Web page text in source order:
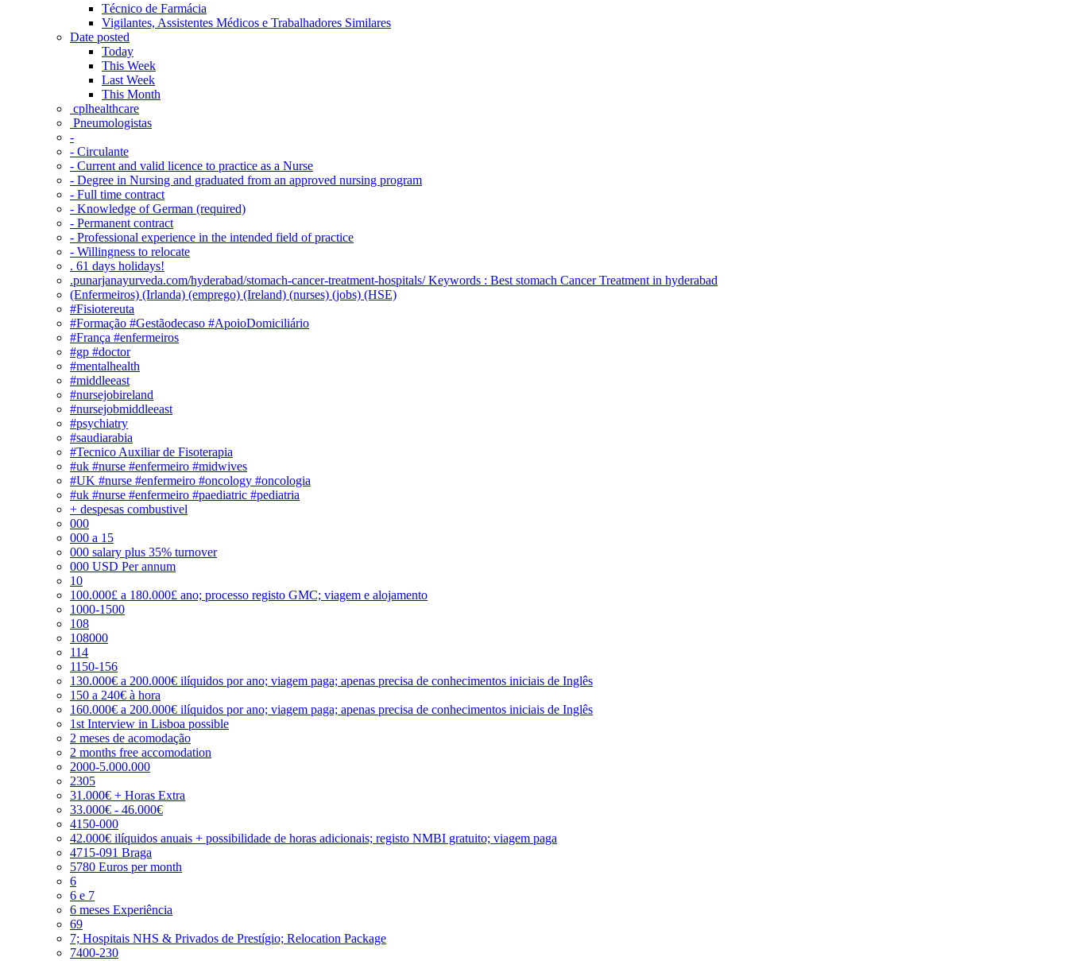
Técnico de Farmácia
Vigilantes, Assistentes Médicos e Trabalhadores Similares
Date posted
Today
This Week
Last Week
This Month
‎ cplhealthcare‬
Pneumologistas
-
- Circulante
- Current and valid licence to practice as a Nurse
- Degree in Nursing and graduated from an approved nursing program
- Full time contract
- Knowledge of German (required)
- Permanent contract
- Professional experience in the intended field of practice
- Willingness to relocate
. 61 days holidays!
.punarjanayurveda.com/hyderabad/stomach-cancer-treatment-hospitals/ Keywords : Best stomach Cancer Treatment in hyderabad
(Enfermeiros) (Irlanda) (emprego) (Ireland) (nurses) (jobs) (HSE)
#Fisiotereuta
#Formação #Gestãodecaso #ApoioDomiciliário
#França #enfermeiros
#gp #doctor
#mentalhealth
#middleeast
#nursejobireland
#nursejobmiddleeast
#psychiatry
#saudiarabia
#Tecnico Auxiliar de Fisoterapia
#uk #nurse #enfermeiro #midwives
#UK #nurse #enfermeiro #oncology #oncologia
#uk #nurse #enfermeiro #paediatric #pediatria
+ despesas combustivel
000
000 a 15
000 salary plus 35% turnover
000 USD Per annum
10
100.000£ a 180.000£ ano; processo registo GMC; viagem e alojamento
1000-1500
108
108000
114
1150-156
130.000€ a 200.000€ ilíquidos por ano; viagem paga; apenas precisa de conhecimentos iniciais de Inglês
150 a 240€ à hora
160.000€ a 200.000€ ilíquidos por ano; viagem paga; apenas precisa de conhecimentos iniciais de Inglês
1st Interview in Lisboa possible
2 meses de acomodação
2 months free accomodation
2000-5.000.000
2305
31.000€ + Horas Extra
33.000€ - 46.000€
4150-000
42.000€ ilíquidos anuais + possibilidade de horas adicionais; registo NMBI gratuito; viagem paga
4715-091 Braga
5780 Euros per month
6
6 e 7
6 meses Experiência
69
7; Hospitais NHS & Privados de Prestígio; Relocation Package
7400-230